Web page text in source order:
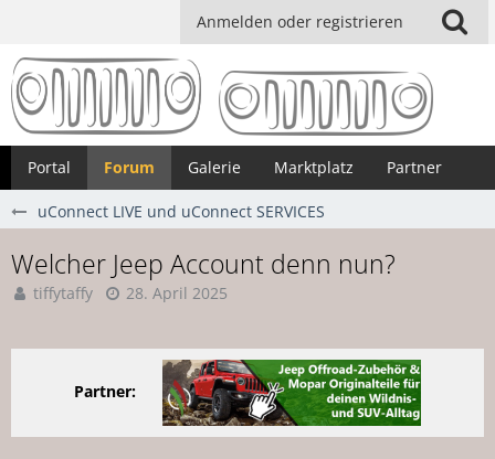
Anmelden oder registrieren
Portal Forum Galerie Marktplatz Partner
uConnect LIVE und uConnect SERVICES
Welcher Jeep Account denn nun?
tiffytaffy 28. April 2025
Partner: